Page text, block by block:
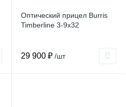
Оптический прицел Burris
Timberline 3-9x32
29 900 ₽ /шт